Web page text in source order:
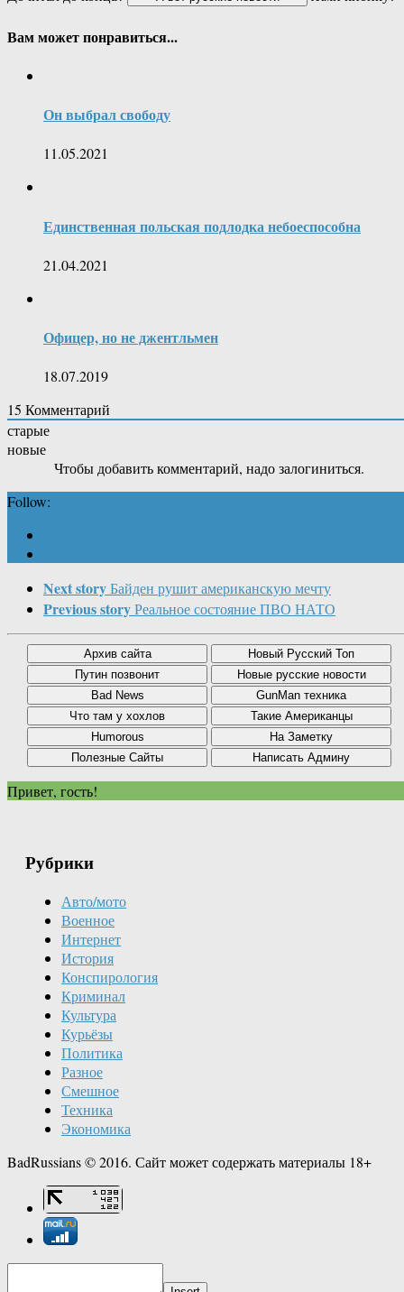
Вам может понравиться...
Он выбрал свободу
11.05.2021
Единственная польская подлодка небоеспособна
21.04.2021
Офицер, но не джентльмен
18.07.2019
15 Комментарий
старые
новые
Чтобы добавить комментарий, надо залогиниться.
Follow:
Next storyБайден рушит американскую мечту
Previous storyРеальное состояние ПВО НАТО
Привет, гость!
Рубрики
Авто/мото
Военное
Интернет
История
Конспирология
Криминал
Культура
Курьёзы
Политика
Разное
Смешное
Техника
Экономика
BadRussians © 2016. Сайт может содержать материалы 18+